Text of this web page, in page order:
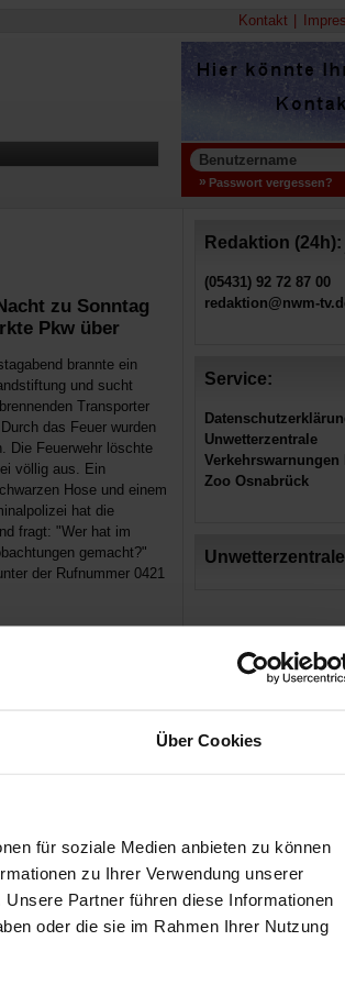
Über Cookies
für soziale Medien anbieten zu können
zu Ihrer Verwendung unserer
Partner führen diese Informationen
oder die sie im Rahmen Ihrer Nutzung
Kontakt
Benutzername
Passwort vergessen?
zu Sonntag
Pkw über
brannte ein
und sucht
Transporter
das Feuer wurden
Die Feuerwehr löschte
völlig aus. Ein
Hose und einem
hat die
fragt: "Wer hat im
gemacht?"
der Rufnummer 0421
Redaktion (24h):
(05431) 92 72 87 00
redaktion@nwm-
Service:
Unwetterzentrale
Verkehrswarnungen
Zoo Osnabrück